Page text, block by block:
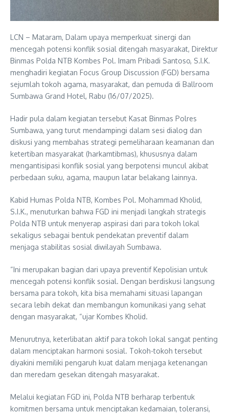
LCN – Mataram, Dalam upaya memperkuat sinergi dan
mencegah potensi konflik sosial ditengah masyarakat, Direktur
Binmas Polda NTB Kombes Pol. Imam Pribadi Santoso, S.I.K.
menghadiri kegiatan Focus Group Discussion (FGD) bersama
sejumlah tokoh agama, masyarakat, dan pemuda di Ballroom
Sumbawa Grand Hotel, Rabu (16/07/2025).
Hadir pula dalam kegiatan tersebut Kasat Binmas Polres
Sumbawa, yang turut mendampingi dalam sesi dialog dan
diskusi yang membahas strategi pemeliharaan keamanan dan
ketertiban masyarakat (harkamtibmas), khususnya dalam
mengantisipasi konflik sosial yang berpotensi muncul akibat
perbedaan suku, agama, maupun latar belakang lainnya.
Kabid Humas Polda NTB, Kombes Pol. Mohammad Kholid,
S.I.K., menuturkan bahwa FGD ini menjadi langkah strategis
Polda NTB untuk menyerap aspirasi dari para tokoh lokal
sekaligus sebagai bentuk pendekatan preventif dalam
menjaga stabilitas sosial diwilayah Sumbawa.
“Ini merupakan bagian dari upaya preventif Kepolisian untuk
mencegah potensi konflik sosial. Dengan berdiskusi langsung
bersama para tokoh, kita bisa memahami situasi lapangan
secara lebih dekat dan membangun komunikasi yang sehat
dengan masyarakat, “ujar Kombes Kholid.
Menurutnya, keterlibatan aktif para tokoh lokal sangat penting
dalam menciptakan harmoni sosial. Tokoh-tokoh tersebut
diyakini memiliki pengaruh kuat dalam menjaga ketenangan
dan meredam gesekan ditengah masyarakat.
Melalui kegiatan FGD ini, Polda NTB berharap terbentuk
komitmen bersama untuk menciptakan kedamaian, toleransi,